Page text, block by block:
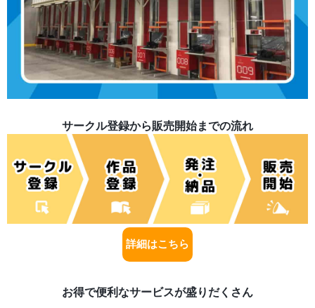
サークル登録から販売開始までの流れ
詳細はこちら
お得で便利なサービスが盛りだくさん